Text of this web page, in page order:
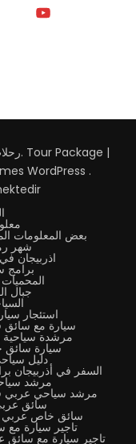
. Tour Package |
WordPress .
بعض المعلومات
شهر
اذربيجان
برامج
جبال
استئجار
سيارة مع سائق
مرشدة سياحية
سيارة سائق
دليل
السفر في أذربيجان
مرشد
مرشد سياحي عربي
سائق
سائق خاص عربي
تاجير سيارة
تاجير سيارة مع سائق